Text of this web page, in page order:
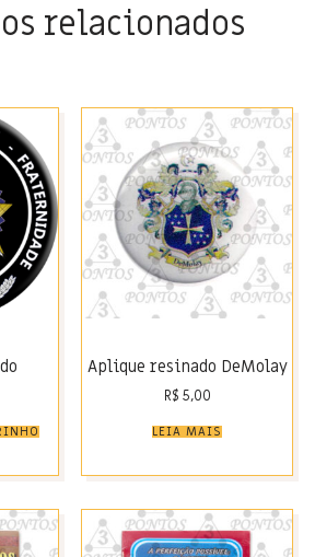
relacionados
Aplique resinado DeMolay
R$ 5,00
LEIA MAIS